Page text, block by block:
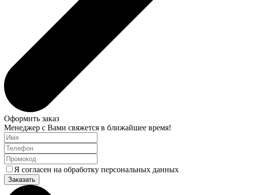
Оформить заказ
Менеджер с Вами свяжется в ближайшее время!
Я согласен на обработку персональных данных
Заказать